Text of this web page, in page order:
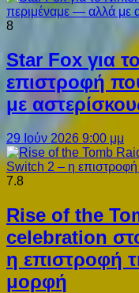
8
Star Fox για
επιστροφή
με
29 Ιούν 2026 9:00 μμ
7.8
Rise of the
celebration
η επιστροφή
μορφή